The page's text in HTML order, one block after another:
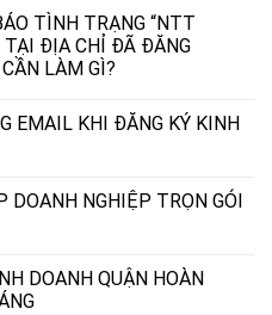
TÌNH TRẠNG “NTT
TẠI ĐỊA CHỈ ĐÃ ĐĂNG
LÀM GÌ?
EMAIL KHI ĐĂNG KÝ KINH
DOANH NGHIỆP TRỌN GÓI
DOANH QUẬN HOÀN